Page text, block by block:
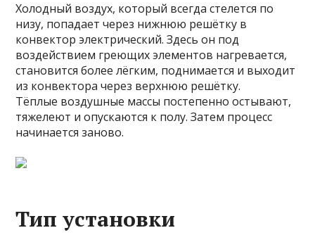
Холодный воздух, который всегда стелется по
низу, попадает через нижнюю решётку в
конвектор электрический. Здесь он под
воздействием греющих элементов нагревается,
становится более лёгким, поднимается и выходит
из конвектора через верхнюю решётку.
Тёплые воздушные массы постепенно остывают,
тяжелеют и опускаются к полу. Затем процесс
начинается заново.
Тип установки